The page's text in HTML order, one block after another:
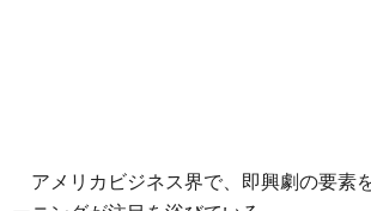
アメリカビジネス界で、即興劇の要素